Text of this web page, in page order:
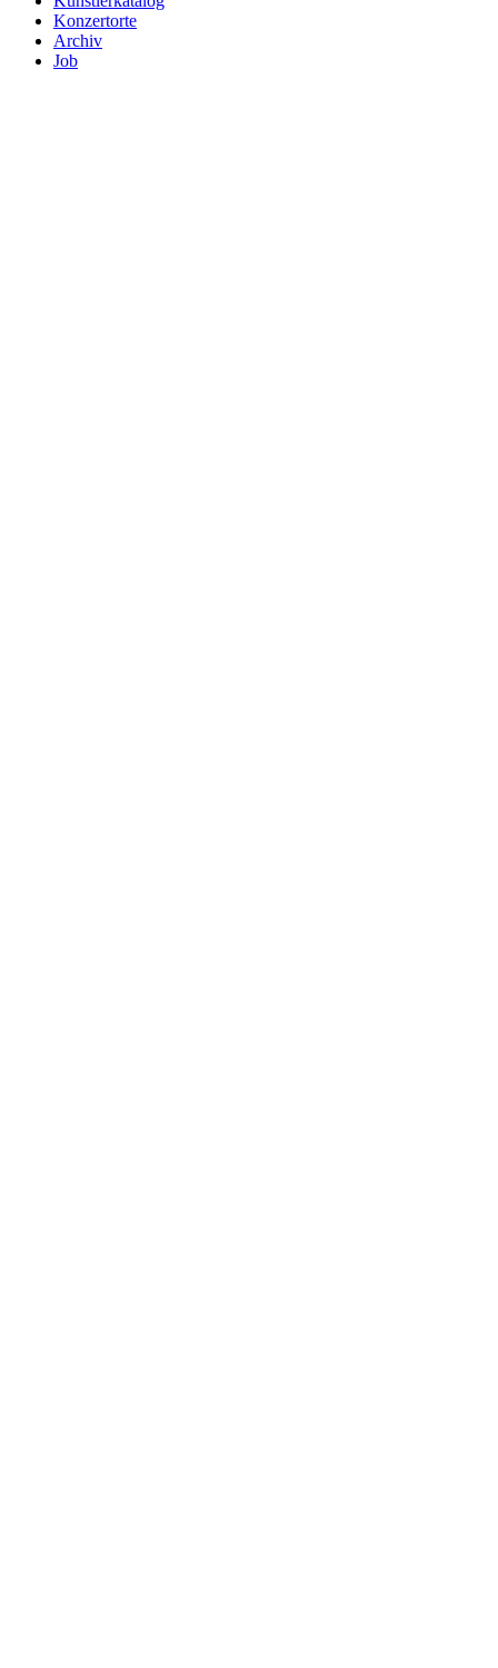
Konzertorte
Archiv
Job